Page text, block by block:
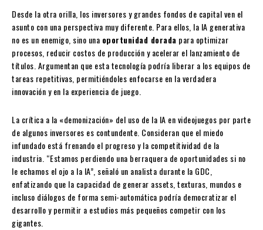
Desde la otra orilla, los inversores y grandes fondos de capital ven el
asunto con una perspectiva muy diferente. Para ellos, la IA generativa
no es un enemigo, sino una oportunidad dorada para optimizar
procesos, reducir costos de producción y acelerar el lanzamiento de
títulos. Argumentan que esta tecnología podría liberar a los equipos de
tareas repetitivas, permitiéndoles enfocarse en la verdadera
innovación y en la experiencia de juego.
La crítica a la «demonización» del uso de la IA en videojuegos por parte
de algunos inversores es contundente. Consideran que el miedo
infundado está frenando el progreso y la competitividad de la
industria. “Estamos perdiendo una berraquera de oportunidades si no
le echamos el ojo a la IA”, señaló un analista durante la GDC,
enfatizando que la capacidad de generar assets, texturas, mundos e
incluso diálogos de forma semi-automática podría democratizar el
desarrollo y permitir a estudios más pequeños competir con los
gigantes.